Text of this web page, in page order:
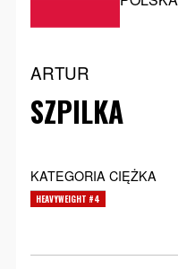
ARTUR
SZPILKA
KATEGORIA CIĘŻKA
HEAVYWEIGHT #4